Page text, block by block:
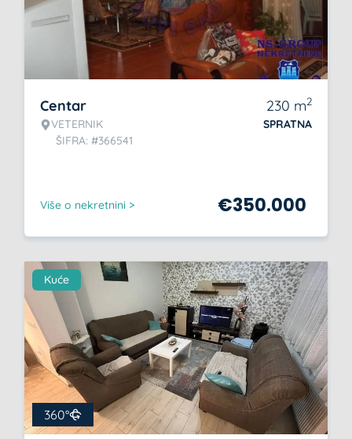
Centar
VETERNIK
ŠIFRA: #366541
230 m2
SPRATNA
Više o nekretnini > €350.000
Kuće
360°